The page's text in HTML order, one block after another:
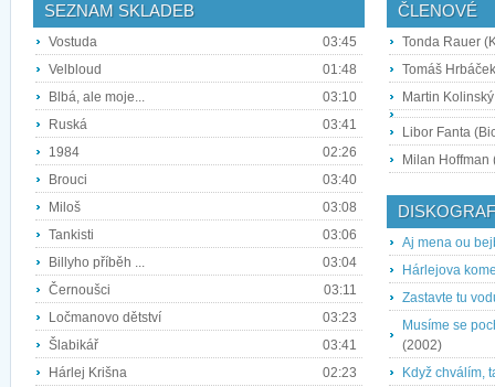
SEZNAM SKLADEB
Vostuda
03:45
Velbloud
01:48
Blbá, ale moje...
03:10
Ruská
03:41
1984
02:26
Brouci
03:40
Miloš
03:08
Tankisti
03:06
Billyho příběh ...
03:04
Černoušci
03:11
Ločmanovo dětství
03:23
Šlabikář
03:41
Hárlej Krišna
02:23
ČLENOVÉ
Tonda Rauer
Tomáš
Martin
Libor Fanta
Milan Hoffman
Aj mena ou
Hárlejova
Zastavte tu
Musíme se
(2002)
Když chválím,